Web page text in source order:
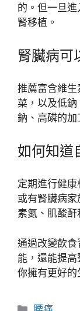
的。但一旦
腎移植。
腎臟病可
推薦富含維
菜，以及低
鈉、高磷的加
如何知道
定期進行健
或有腎臟病
素氮、肌酸酐
通過改變飲
能，還能提
你擁有更好的
分